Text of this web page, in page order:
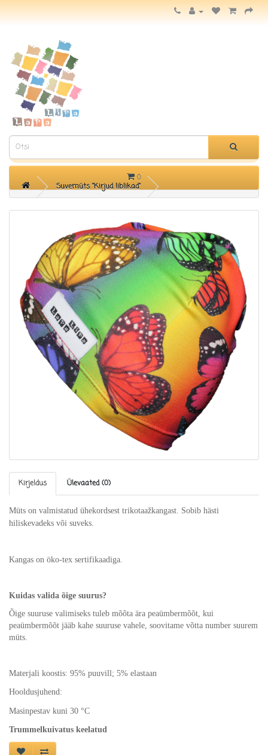
0
KATEGOORIAD
Suvemüts "Kirjud liblikad"
Kirjeldus Ülevaated (0)
Müts on valmistatud ühekordsest trikotaažkangast. Sobib hästi
hiliskevadeks või suveks.
Kangas on öko-tex sertifikaadiga.
Kuidas valida õige suurus?
Õige suuruse valimiseks tuleb mõõta ära peaümbermõõt, kui
peaümbermõõt jääb kahe suuruse vahele, soovitame võtta number suurem
müts.
Materjali koostis: 95% puuvill; 5% elastaan
Hooldusjuhend:
Masinpestav kuni 30 °C
Trummelkuivatus keelatud